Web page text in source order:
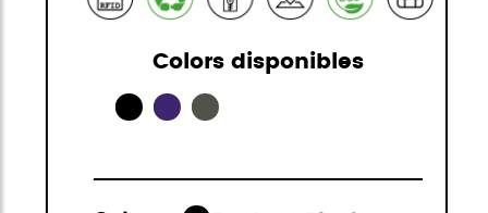
Colors disponibles